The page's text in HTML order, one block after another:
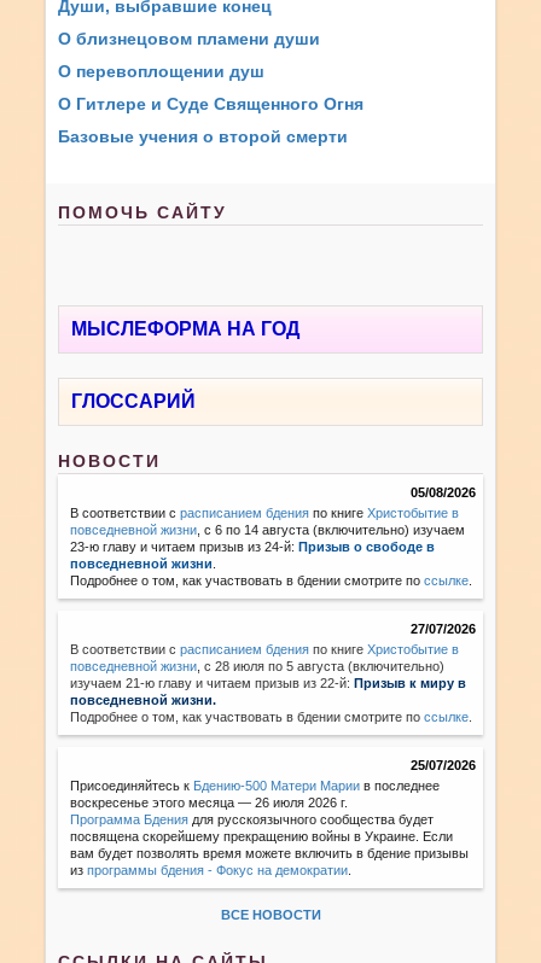
Души, выбравшие конец
О близнецовом пламени души
О перевоплощении душ
О Гитлере и Суде Священного Огня
Базовые учения о второй смерти
ПОМОЧЬ САЙТУ
МЫСЛЕФОРМА НА ГОД
ГЛОССАРИЙ
НОВОСТИ
05/08/2026
В соответствии срасписанием бдения по книгеХристобытие в
повседневной жизни , с 6 по 14 августа (включительно) изучаем
23-ю главу и читаем призыв из 24-й:Призыв о свободе в
повседневной жизни
Подробнее о том, как участвовать в бдении смотрите поссылке
27/07/2026
В соответствии с расписанием бдения по книгеХристобытие в
повседневной жизни с 28 июля по 5 августа (включительно)
изучаем 21-ю главу и читаем призыв из 22-й:Призыв к миру в
повседневной жизни.
Подробнее о том, как участвовать в бдении смотрите поссылке
25/07/2026
Присоединяйтесь к Бдению-500 Матери Марии в последнее
воскресенье этого месяца — 26 июля 2026 г.
Программа Бдения для русскоязычного сообщества будет
посвящена скорейшему прекращению войны в Украине. Если
вам будет позволять время можете включить в бдение призывы
изпрограммы бдения - Фокус на демократии
ВСЕ НОВОСТИ